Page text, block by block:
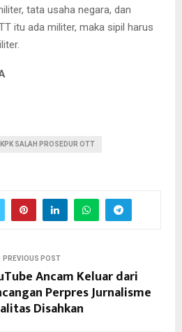
tata usaha negara, dan
itu ada militer, maka sipil harus
KPK SALAH PROSEDUR OTT
PREVIOUS POST
Ancam Keluar dari
Perpres Jurnalisme
Disahkan